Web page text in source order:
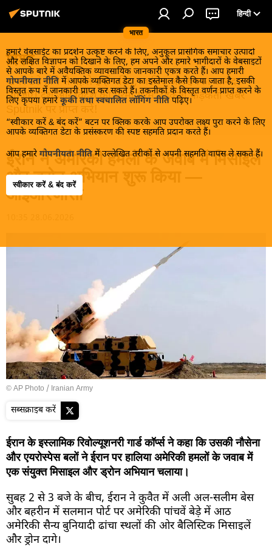
भारत
हिन्दी
हमारे वेबसाईट का प्रदर्शन उत्कृष्ट करने के लिए, अनुकूल प्रासंगिक समाचार उत्पादों
और लक्षित विज्ञापन को दिखाने के लिए, हम अपने और हमारे भागीदारों के वेबसाइटों
से आपके बारे में अवैयक्तिक व्यावसायिक जानकारी एकत्र करते हैं। आप हमारी
गोपनीयता नीति में आपके व्यक्तिगत डेटा का इस्तेमाल कैसे किया जाता है, इसकी
विस्तृत रूप में जानकारी प्राप्त कर सकते हैं। तकनीकों के विस्तृत वर्णन प्राप्त करने के
लिए कृपया हमारे कूकी तथा स्वचालित लॉगिंग नीति पढ़िए।
“स्वीकार करें & बंद करें” बटन पर क्लिक करके आप उपरोक्त लक्ष्य पुरा करने के लिए
आपके व्यक्तिगत डेटा के प्रसंस्करण की स्पष्ट सहमति प्रदान करते हैं।
आप हमारे गोपनीयता नीति में उल्लेखित तरीकों से अपनी सहमति वापस ले सकते हैं।
स्वीकार करें & बंद करें
विश्व
खबरें ठंडे होने से पहले इन्हें पढ़िए, जानिए और इनका आनंद
लीजिए। देश और विदेश की गरमा गरम तड़कती फड़कती खबरें
Sputnik पर प्राप्त करें!
ईरान ने अमेरिकी हमलों के जवाब में मिसाइल
और ड्रोन अभियान शुरू किया —
आईआरजीसी
© AP Photo / Iranian Army
सब्सक्राइब करें
ईरान के इस्लामिक रिवोल्यूशनरी गार्ड कॉर्प्स ने कहा कि उसकी नौसेना
और एयरोस्पेस बलों ने ईरान पर हालिया अमेरिकी हमलों के जवाब में
एक संयुक्त मिसाइल और ड्रोन अभियान चलाया।
सुबह 2 से 3 बजे के बीच, ईरान ने कुवैत में अली अल-सलीम बेस
और बहरीन में सलमान पोर्ट पर अमेरिकी पांचवें बेड़े में आठ
अमेरिकी सैन्य बुनियादी ढांचा स्थलों की ओर बैलिस्टिक मिसाइलें
और ड्रोन दागे।